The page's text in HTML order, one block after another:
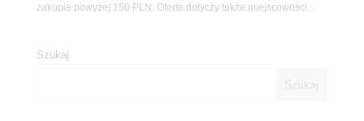
zakupie powyżej 150 PLN. Oferta dotyczy także miejscowości...
Szukaj